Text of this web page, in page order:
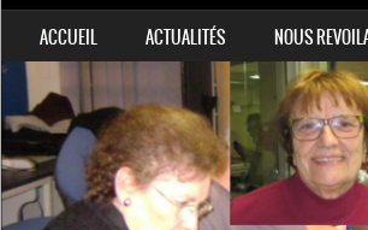
MENU
SKIP TO CONTENT
ACCUEIL ACTUALITÉS NOUS